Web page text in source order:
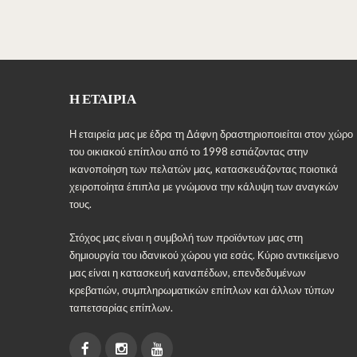
στη
σελίδα
του
προϊόντος
Η ΕΤΑΙΡΊΑ
Η εταιρεία μας με έδρα τη Δάφνη δραστηριοποιείται στον χώρο
του οικιακού επίπλου από το 1998 εστιάζοντας στην
ικανοποίηση των πελατών μας, κατασκευάζοντας ποιοτικά
χειροποίητα έπιπλα με γνώμονα την κάλυψη των αναγκών
τους.
Στόχος μας είναι η συμβολή των προϊόντων μας στη
δημιουργία του ιδανικού χώρου για εσάς. Κύριο αντικείμενο
μας είναι η κατασκευή καναπέδων, επενδεδυμένων
κρεβατιών, συμπληρωματικών επίπλων και άλλων τύπων
ταπετσαρίας επίπλων.